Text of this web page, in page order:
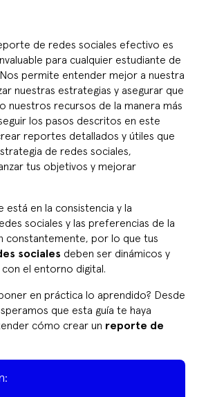
de redes sociales efectivo es
para cualquier estudiante de
permite entender mejor a nuestra
nuestras estrategias y asegurar que
nuestros recursos de la manera más
los pasos descritos en este
reportes detallados y útiles que
de redes sociales,
tus objetivos y mejorar
está en la consistencia y la
sociales y las preferencias de la
constantemente, por lo que tus
sociales deben ser dinámicos y
el entorno digital.
en práctica lo aprendido? Desde
que esta guía te haya
cómo crear un reporte de